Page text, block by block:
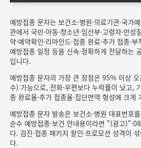
예방접종 문자는 보건소·병원·의료기관·국가
관에서 국민·아동·청소년·임산부·고령자·만
약·예약확인·리마인드·접종 완료·추가 접종·
예방접종 일정 등을 신속·정확하게 전달하는
입니다.
예방접종 문자의 가장 큰 장점은 95% 이상 오
수) 가능으로, 전화·우편보다 누락률이 낮고,
종 완료율·추가 접종율·집단면역 형성에 크게
예방접종 문자 발송은 보건소·병원 대표번호
순수 예방접종·보건 안내용이라면 "(광고
다. 검진·접종 패키지 할인·프로모션 성격이
다.